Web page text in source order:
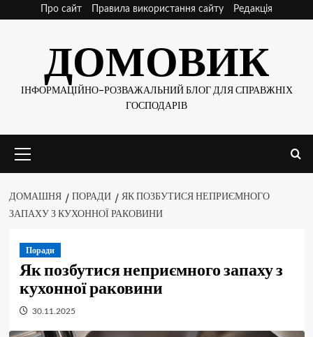
Про сайт Правила використання сайту Редакція
ДОМОВИК
ІНФОРМАЦІЙНО-РОЗВАЖАЛЬНИЙ БЛОГ ДЛЯ СПРАВЖНІХ
ГОСПОДАРІВ
меню
ДОМАШНЯ ПОРАДИ
ЯК ПОЗБУТИСЯ НЕПРИЄМНОГО
ЗАПАХУ З КУХОННОЇ РАКОВИНИ
Поради
Як позбутися неприємного запаху з
кухонної раковини
30.11.2025